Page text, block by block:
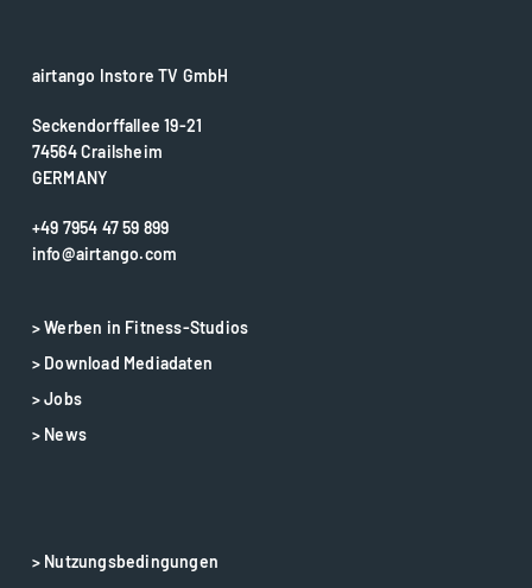
airtango Instore TV GmbH
Seckendorffallee 19-21
74564 Crailsheim
GERMANY
+49 7954 47 59 899
info@airtango.com
> Werben in Fitness-Studios
> Download Mediadaten
> Jobs
> News
> Nutzungsbedingungen